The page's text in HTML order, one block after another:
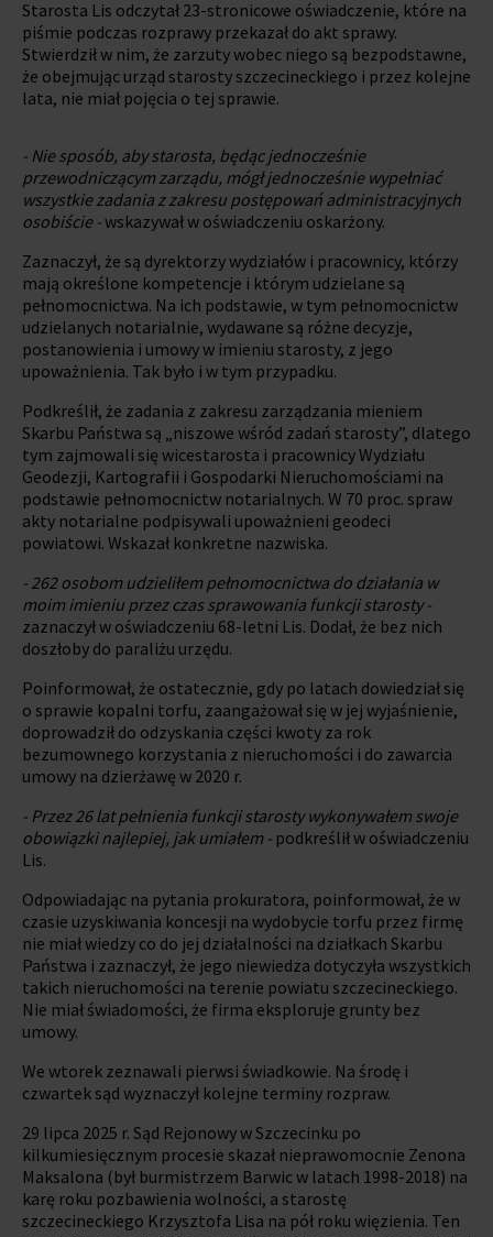
Starosta Lis odczytał 23-stronicowe oświadczenie, które na
piśmie podczas rozprawy przekazał do akt sprawy.
Stwierdził w nim, że zarzuty wobec niego są bezpodstawne,
że obejmując urząd starosty szczecineckiego i przez kolejne
lata, nie miał pojęcia o tej sprawie.
- Nie sposób, aby starosta, będąc jednocześnie
przewodniczącym zarządu, mógł jednocześnie wypełniać
wszystkie zadania z zakresu postępowań administracyjnych
osobiście -wskazywał w oświadczeniu oskarżony.
Zaznaczył, że są dyrektorzy wydziałów i pracownicy, którzy
mają określone kompetencje i którym udzielane są
pełnomocnictwa. Na ich podstawie, w tym pełnomocnictw
udzielanych notarialnie, wydawane są różne decyzje,
postanowienia i umowy w imieniu starosty, z jego
upoważnienia. Tak było i w tym przypadku.
Podkreślił, że zadania z zakresu zarządzania mieniem
Skarbu Państwa są „niszowe wśród zadań starosty”, dlatego
tym zajmowali się wicestarosta i pracownicy Wydziału
Geodezji, Kartografii i Gospodarki Nieruchomościami na
podstawie pełnomocnictw notarialnych. W 70 proc. spraw
akty notarialne podpisywali upoważnieni geodeci
powiatowi. Wskazał konkretne nazwiska.
- 262 osobom udzieliłem pełnomocnictwa do działania w
moim imieniu przez czas sprawowania funkcji starosty -
zaznaczył w oświadczeniu 68-letni Lis. Dodał, że bez nich
doszłoby do paraliżu urzędu.
Poinformował, że ostatecznie, gdy po latach dowiedział się
o sprawie kopalni torfu, zaangażował się w jej wyjaśnienie,
doprowadził do odzyskania części kwoty za rok
bezumownego korzystania z nieruchomości i do zawarcia
umowy na dzierżawę w 2020 r.
- Przez 26 lat pełnienia funkcji starosty wykonywałem swoje
obowiązki najlepiej, jak umiałem - podkreślił w oświadczeniu
Lis.
Odpowiadając na pytania prokuratora, poinformował, że w
czasie uzyskiwania koncesji na wydobycie torfu przez firmę
nie miał wiedzy co do jej działalności na działkach Skarbu
Państwa i zaznaczył, że jego niewiedza dotyczyła wszystkich
takich nieruchomości na terenie powiatu szczecineckiego.
Nie miał świadomości, że firma eksploruje grunty bez
umowy.
We wtorek zeznawali pierwsi świadkowie. Na środę i
czwartek sąd wyznaczył kolejne terminy rozpraw.
29 lipca 2025 r. Sąd Rejonowy w Szczecinku po
kilkumiesięcznym procesie skazał nieprawomocnie Zenona
Maksalona (był burmistrzem Barwic w latach 1998-2018) na
karę roku pozbawienia wolności, a starostę
szczecineckiego Krzysztofa Lisa na pół roku więzienia. Ten